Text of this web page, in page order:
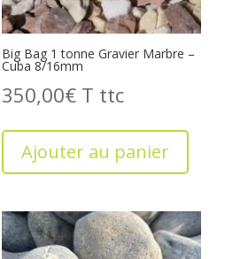
Big Bag 1 tonne Gravier Marbre –
Cuba 8/16mm
350,00€ T
Ajouter au panier